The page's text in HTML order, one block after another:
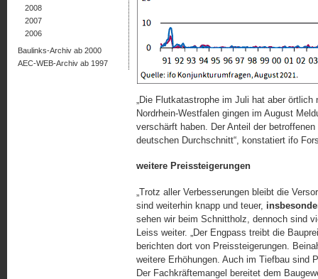
„Die Flutkatastrophe im Juli hat aber
Nordrhein-Westfalen gingen im August
verschärft haben. Der Anteil der
deutschen Durchschnitt“, konstatiert ifo
weitere Preissteigerungen
„Trotz aller Verbesserungen bleibt die
sind weiterhin knapp und teuer,
sehen wir beim Schnittholz, dennoch sind
Leiss weiter. „Der Engpass treibt die
berichten dort von Preissteigerungen.
weitere Erhöhungen. Auch im Tiefbau sind
Der Fachkräftemangel bereitet dem
2008
2007
2006
Baulinks-Archiv ab 2000
AEC-WEB-Archiv ab 1997